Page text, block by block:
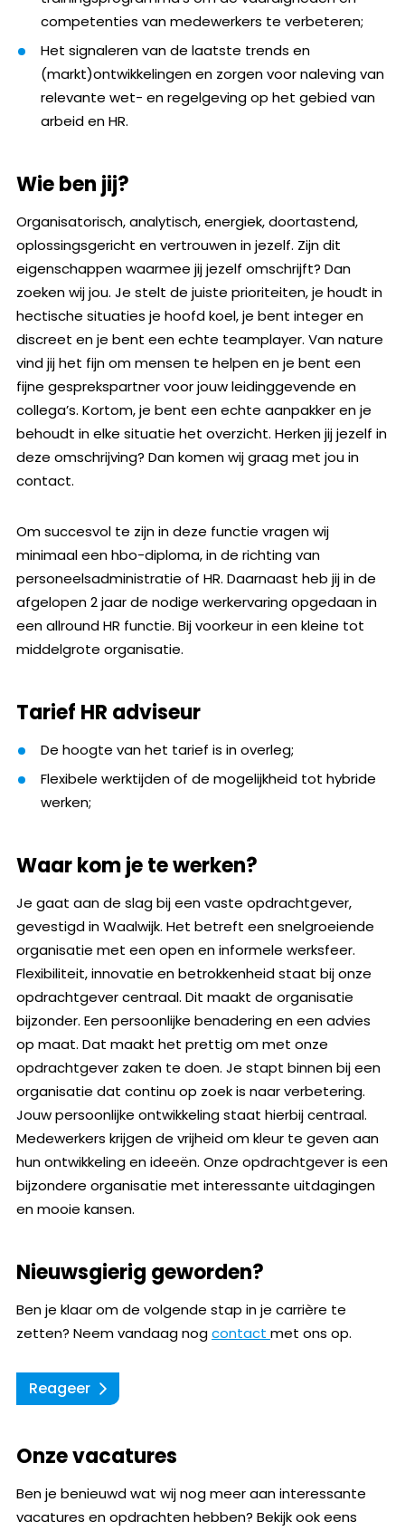
competenties van medewerkers te verbeteren;
Het signaleren van de laatste trends en
(markt)ontwikkelingen en zorgen voor naleving van
relevante wet- en regelgeving op het gebied van
arbeid en HR.
Wie ben jij?
Organisatorisch, analytisch, energiek, doortastend,
oplossingsgericht en vertrouwen in jezelf. Zijn dit
eigenschappen waarmee jij jezelf omschrijft? Dan
zoeken wij jou. Je stelt de juiste prioriteiten, je houdt in
hectische situaties je hoofd koel, je bent integer en
discreet en je bent een echte teamplayer. Van nature
vind jij het fijn om mensen te helpen en je bent een
fijne gesprekspartner voor jouw leidinggevende en
collega’s. Kortom, je bent een echte aanpakker en je
behoudt in elke situatie het overzicht. Herken jij jezelf in
deze omschrijving? Dan komen wij graag met jou in
contact.
Om succesvol te zijn in deze functie vragen wij
minimaal een hbo-diploma, in de richting van
personeelsadministratie of HR. Daarnaast heb jij in de
afgelopen 2 jaar de nodige werkervaring opgedaan in
een allround HR functie. Bij voorkeur in een kleine tot
middelgrote organisatie.
Tarief HR adviseur
De hoogte van het tarief is in overleg;
Flexibele werktijden of de mogelijkheid tot hybride
werken;
Waar kom je te werken?
Je gaat aan de slag bij een vaste opdrachtgever,
gevestigd in Waalwijk. Het betreft een snelgroeiende
organisatie met een open en informele werksfeer.
Flexibiliteit, innovatie en betrokkenheid staat bij onze
opdrachtgever centraal. Dit maakt de organisatie
bijzonder. Een persoonlijke benadering en een advies
op maat. Dat maakt het prettig om met onze
opdrachtgever zaken te doen. Je stapt binnen bij een
organisatie dat continu op zoek is naar verbetering.
Jouw persoonlijke ontwikkeling staat hierbij centraal.
Medewerkers krijgen de vrijheid om kleur te geven aan
hun ontwikkeling en ideeën. Onze opdrachtgever is een
bijzondere organisatie met interessante uitdagingen
en mooie kansen.
Nieuwsgierig geworden?
Ben je klaar om de volgende stap in je carrière te
zetten? Neem vandaag nogcontact met ons op.
Reageer
Onze vacatures
Ben je benieuwd wat wij nog meer aan interessante
vacatures en opdrachten hebben? Bekijk ook eens